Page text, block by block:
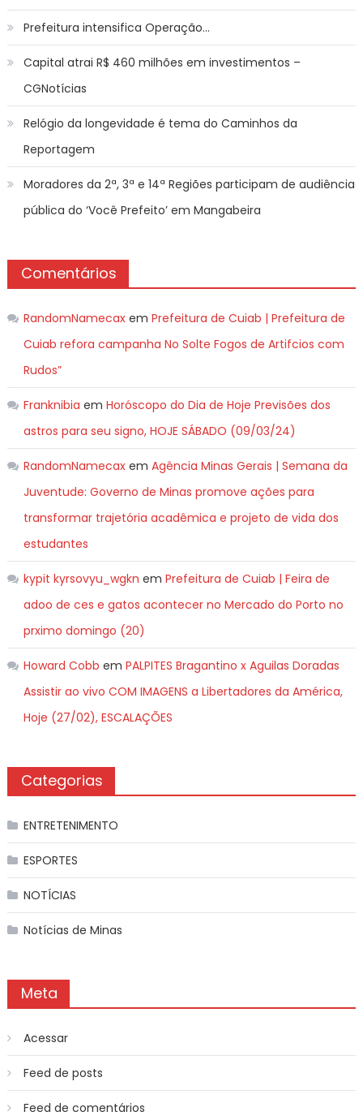
Prefeitura intensifica Operação…
Capital atrai R$ 460 milhões em investimentos –
CGNotícias
Relógio da longevidade é tema do Caminhos da
Reportagem
Moradores da 2ª, 3ª e 14ª Regiões participam de audiência
pública do ‘Você Prefeito’ em Mangabeira
Comentários
RandomNamecaxem Prefeitura de Cuiab | Prefeitura de
Cuiab refora campanha No Solte Fogos de Artifcios com
Rudos”
Franknibia em Horóscopo do Dia de Hoje Previsões dos
astros para seu signo, HOJE SÁBADO (09/03/24)
RandomNamecaxem Agência Minas Gerais | Semana da
Juventude: Governo de Minas promove ações para
transformar trajetória acadêmica e projeto de vida dos
estudantes
kypit kyrsovyu_wgkn em Prefeitura de Cuiab | Feira de
adoo de ces e gatos acontecer no Mercado do Porto no
prximo domingo (20)
Howard Cobb em PALPITES Bragantino x Aguilas Doradas
Assistir ao vivo COM IMAGENS a Libertadores da América,
Hoje (27/02), ESCALAÇÕES
Categorias
ENTRETENIMENTO
ESPORTES
NOTÍCIAS
Notícias de Minas
Meta
Acessar
Feed de posts
Feed de comentários